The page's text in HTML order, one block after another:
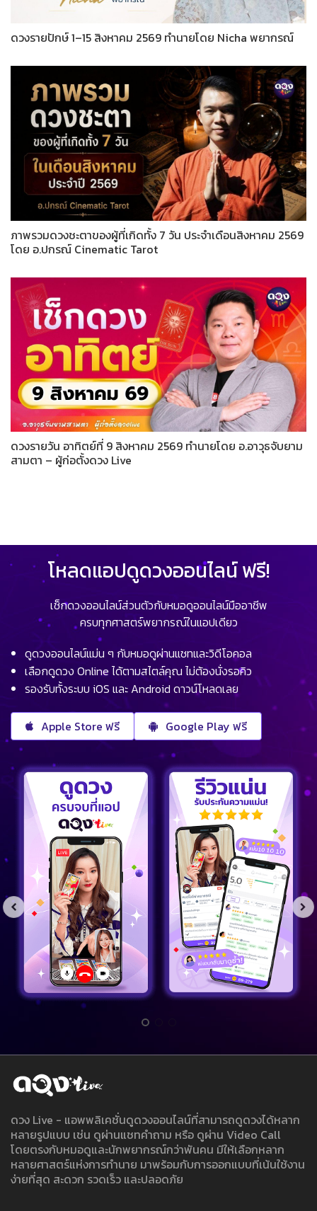
ดวงรายปักษ์ 1–15 สิงหาคม 2569 ทำนายโดย Nicha พยากรณ์
ภาพรวมดวงชะตาของผู้ที่เกิดทั้ง 7 วัน ประจำเดือนสิงหาคม 2569
โดย อ.ปกรณ์ Cinematic Tarot
ดวงรายวัน อาทิตย์ที่ 9 สิงหาคม 2569 ทำนายโดย อ.อาวุธจับยาม
สามตา – ผู้ก่อตั้งดวง Live
โหลดแอปดูดวงออนไลน์ ฟรี!
เช็กดวงออนไลน์ส่วนตัวกับหมอดูออนไลน์มืออาชีพ
ครบทุกศาสตร์พยากรณ์ในแอปเดียว
ดูดวงออนไลน์แม่น ๆ กับหมอดูผ่านแชทและวิดีโอคอล
เลือกดูดวง Online ได้ตามสไตล์คุณ ไม่ต้องนั่งรอคิว
รองรับทั้งระบบ iOS และ Android ดาวน์โหลดเลย
Apple Store ฟรี Google Play ฟรี
ดวง Live - แอพพลิเคชั่นดูดวงออนไลน์ที่สามารถดูดวงได้หลาก
หลายรูปแบบ เช่น ดูผ่านแชทคำถาม หรือ ดูผ่าน Video Call
โดยตรงกับหมอดูและนักพยากรณ์กว่าพันคน มีให้เลือกหลาก
หลายศาสตร์แห่งการทำนาย มาพร้อมกับการออกแบบที่เน้นใช้งาน
ง่ายที่สุด สะดวก รวดเร็ว และปลอดภัย